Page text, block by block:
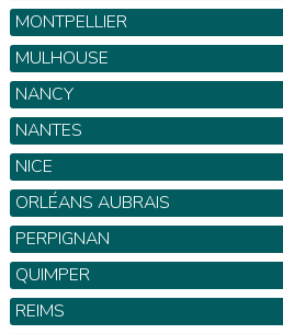
MONTPELLIER
MULHOUSE
NANCY
NANTES
NICE
ORLÉANS AUBRAIS
PERPIGNAN
QUIMPER
REIMS